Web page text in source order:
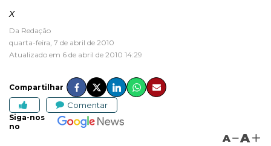
x
Da Redação
quarta-feira, 7 de abril de 2010
Atualizado em 6 de abril de 2010 14:29
Compartilhar
Comentar
Siga-nos
no
A A